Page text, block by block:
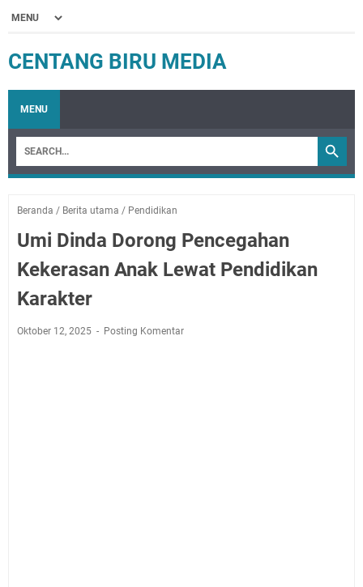
CENTANG BIRU MEDIA
MENU
Beranda / Berita utama / Pendidikan
Umi Dinda Dorong Pencegahan
Kekerasan Anak Lewat Pendidikan
Karakter
Oktober 12, 2025 Posting Komentar